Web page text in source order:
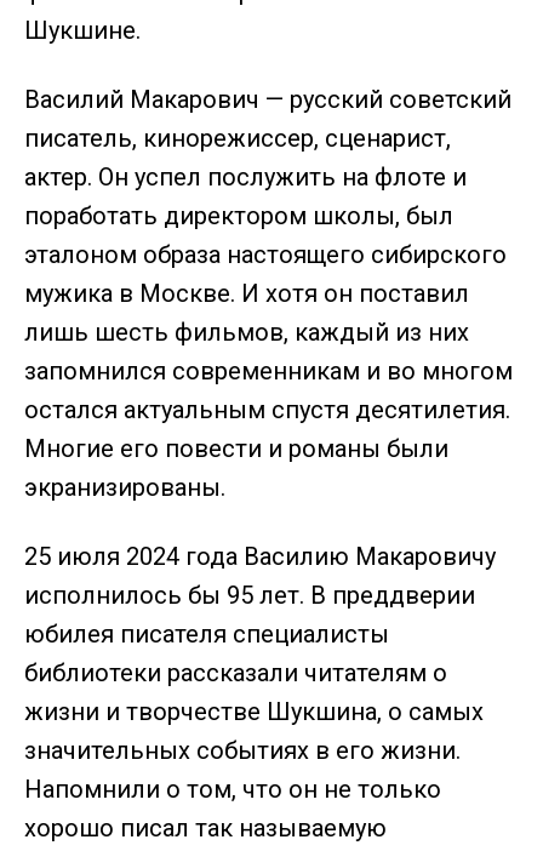
Шукшине.
Василий Макарович — русский советский
писатель, кинорежиссер, сценарист,
актер. Он успел послужить на флоте и
поработать директором школы, был
эталоном образа настоящего сибирского
мужика в Москве. И хотя он поставил
лишь шесть фильмов, каждый из них
запомнился современникам и во многом
остался актуальным спустя десятилетия.
Многие его повести и романы были
экранизированы.
25 июля 2024 года Василию Макаровичу
исполнилось бы 95 лет. В преддверии
юбилея писателя специалисты
библиотеки рассказали читателям о
жизни и творчестве Шукшина, о самых
значительных событиях в его жизни.
Напомнили о том, что он не только
хорошо писал так называемую